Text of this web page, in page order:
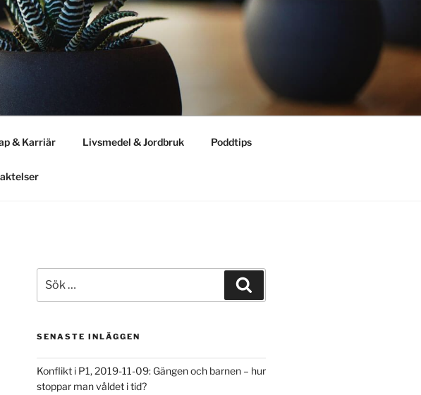
& Karriär Livsmedel & Jordbruk Poddtips
efter:
SENASTE INLÄGGEN
Konflikt i P1, 2019-11-09: Gängen och barnen – hur
stoppar man våldet i tid?